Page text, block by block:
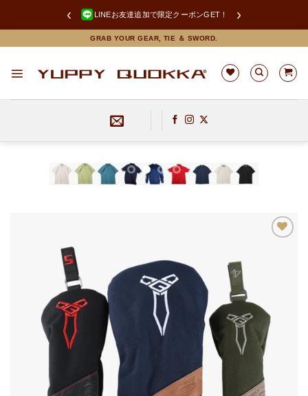
‹ LINEお友達追加で限定クーポンGET！ ›
to
GRAB YOUR GEAR, TIE ＆ SWORD.